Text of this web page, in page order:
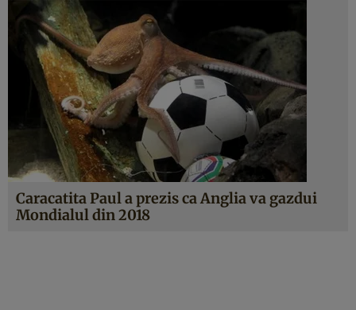
Caracatita Paul a prezis ca Anglia va gazdui
Mondialul din 2018